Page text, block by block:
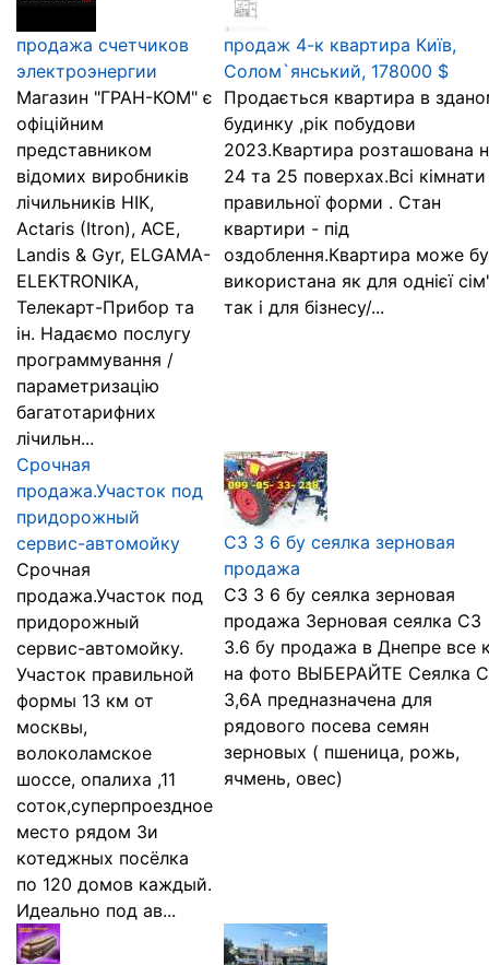
продажа счетчиков
электроэнергии
Магазин "ГРАН-КОМ" є
офіційним
представником
відомих виробників
лічильників НІК,
Actaris (Itron), ACE,
Landis & Gyr, ELGAMA-
ELEKTRONIKA,
Телекарт-Прибор та
ін. Надаємо послугу
программування /
параметризацію
багатотарифних
лічильн...
продаж 4-к квартира Київ,
Солом`янський, 178000 $
Продається квартира в
будинку ,рік побудови
2023.Квартира розташована
24 та 25 поверхах.Всі кімнати
правильної форми . Стан
квартири - під
оздоблення.Квартира може
використана як для однієї
так і для бізнесу/...
Срочная
продажа.Участок под
придорожный
сервис-автомойку
Срочная
продажа.Участок под
придорожный
сервис-автомойку.
Участок правильной
формы 13 км от
москвы,
волоколамское
шоссе, опалиха ,11
соток,суперпроездное
место рядом 3и
котеджных посёлка
по 120 домов каждый.
Идеально под ав...
СЗ 3 6 бу сеялка зерновая
продажа
СЗ 3 6 бу сеялка зерновая
продажа Зерновая сеялка СЗ
3.6 бу продажа в Днепре все
на фото ВЫБЕРАЙТЕ Сеялка
3,6А предназначена для
рядового посева семян
зерновых ( пшеница, рожь,
ячмень, овес)